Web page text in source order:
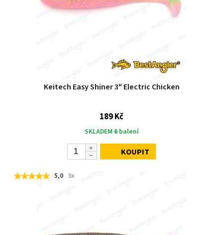
Keitech Easy Shiner 3" Electric Chicken
189 Kč
SKLADEM 6balení
KOUPIT
5,0 3x